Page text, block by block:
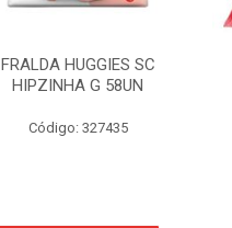
FRALDA HUGGIES SC
HIPZINHA G 58UN
Código: 327435